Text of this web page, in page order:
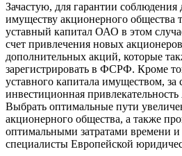
Зачастую, для гарантии соблюдения
имуществу акционерного общества
уставный капитал ОАО в этом
счет привлечения новых
дополнительных акций, которые
зарегистрировать в ФСРФ. Кроме
уставного капитала имуществом, за
инвестиционная
Выбрать оптимальные пути
акционерного общества, а также
оптимальными затратами времени и
специалисты Европейской